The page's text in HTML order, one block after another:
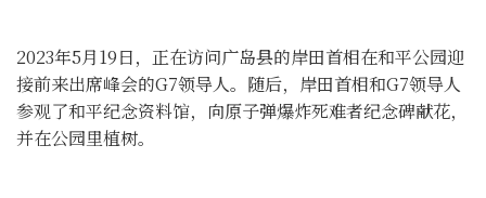
2023年5月19日，正在访问广岛县的岸田首相在和平公园迎
接前来出席峰会的G7领导人。随后，岸田首相和G7领导人
参观了和平纪念资料馆，向原子弹爆炸死难者纪念碑献花，
并在公园里植树。